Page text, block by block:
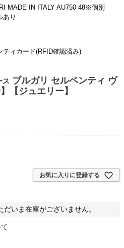
MADE IN ITALY AU750 48※個別
あり
ティカード(RFID確認済み)
ス ブルガリ セルペンティ ヴ
【ジュエリー】
お気に入りに登録する
いま在庫がございません。